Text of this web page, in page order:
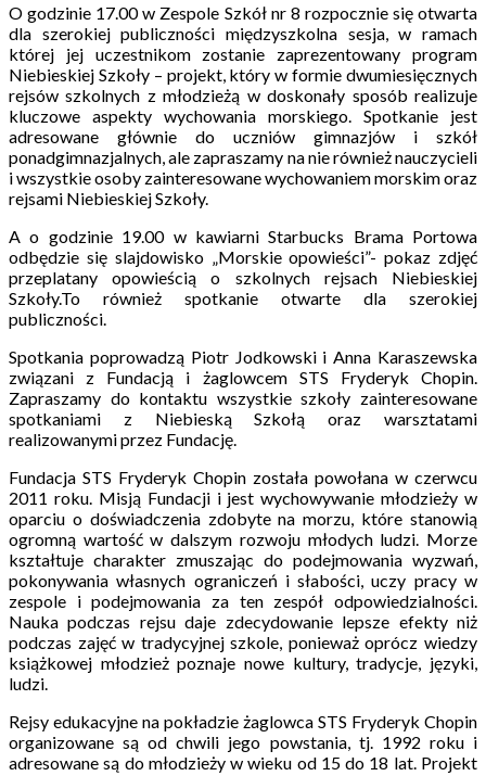
O godzinie 17.00 w Zespole Szkół nr 8 rozpocznie się otwarta
dla szerokiej publiczności międzyszkolna sesja, w ramach
której jej uczestnikom zostanie zaprezentowany program
Niebieskiej Szkoły – projekt, który w formie dwumiesięcznych
rejsów szkolnych z młodzieżą w doskonały sposób realizuje
kluczowe aspekty wychowania morskiego. Spotkanie jest
adresowane głównie do uczniów gimnazjów i szkół
ponadgimnazjalnych, ale zapraszamy na nie również nauczycieli
i wszystkie osoby zainteresowane wychowaniem morskim oraz
rejsami Niebieskiej Szkoły.
A o godzinie 19.00 w kawiarni Starbucks Brama Portowa
odbędzie się slajdowisko „Morskie opowieści”- pokaz zdjęć
przeplatany opowieścią o szkolnych rejsach Niebieskiej
Szkoły.To również spotkanie otwarte dla szerokiej
publiczności.
Spotkania poprowadzą Piotr Jodkowski i Anna Karaszewska
związani z Fundacją i żaglowcem STS Fryderyk Chopin.
Zapraszamy do kontaktu wszystkie szkoły zainteresowane
spotkaniami z Niebieską Szkołą oraz warsztatami
realizowanymi przez Fundację.
Fundacja STS Fryderyk Chopin została powołana w czerwcu
2011 roku. Misją Fundacji i jest wychowywanie młodzieży w
oparciu o doświadczenia zdobyte na morzu, które stanowią
ogromną wartość w dalszym rozwoju młodych ludzi. Morze
kształtuje charakter zmuszając do podejmowania wyzwań,
pokonywania własnych ograniczeń i słabości, uczy pracy w
zespole i podejmowania za ten zespół odpowiedzialności.
Nauka podczas rejsu daje zdecydowanie lepsze efekty niż
podczas zajęć w tradycyjnej szkole, ponieważ oprócz wiedzy
książkowej młodzież poznaje nowe kultury, tradycje, języki,
ludzi.
Rejsy edukacyjne na pokładzie żaglowca STS Fryderyk Chopin
organizowane są od chwili jego powstania, tj. 1992 roku i
adresowane są do młodzieży w wieku od 15 do 18 lat. Projekt